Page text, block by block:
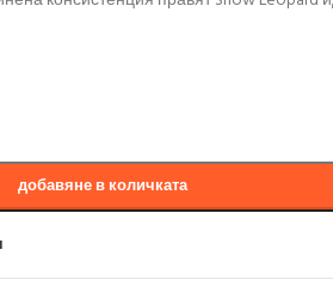
добавяне в количката